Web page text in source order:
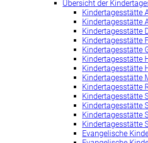
Übersicht der
Kindertagesstätte
Kindertagesstätte
Kindertagesstätte
Kindertagesstätte
Kindertagesstätte
Kindertagesstätte
Kindertagesstätte
Kindertagesstätte
Kindertagesstätte
Kindertagesstätte
Kindertagesstätte
Kindertagesstätte
Kindertagesstätte
Evangelische